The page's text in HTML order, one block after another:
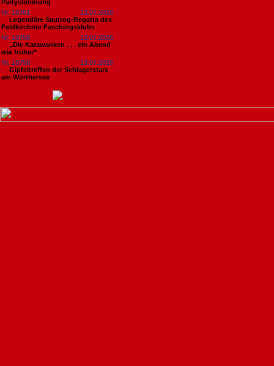
Partystimmung
Nr. 18761
13.07.2026
Legendäre Sautrog-Regatta des
Feldkirchner Faschingsklubs
Nr. 18759
13.07.2026
„Die Karawanken . . . ein Abend
wie früher“
Nr. 18758
13.07.2026
Gipfeltreffen der Schlagerstars
am Wörthersee